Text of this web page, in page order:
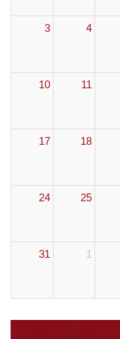
3 4
10 11
17 18
24 25
31 1